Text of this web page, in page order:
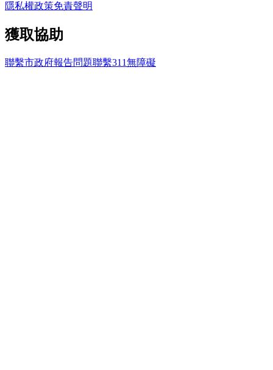
隱私權政策免責聲明
獲取協助
聯繫市政府報告問題聯繫311無障礙